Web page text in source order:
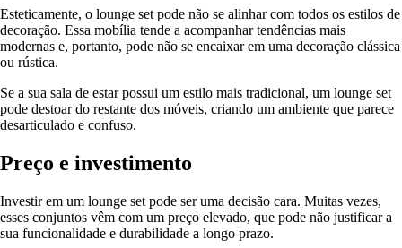
Esteticamente, o lounge set pode não se alinhar com todos os estilos de
decoração. Essa mobília tende a acompanhar tendências mais
modernas e, portanto, pode não se encaixar em uma decoração clássica
ou rústica.
Se a sua sala de estar possui um estilo mais tradicional, um lounge set
pode destoar do restante dos móveis, criando um ambiente que parece
desarticulado e confuso.
Preço e investimento
Investir em um lounge set pode ser uma decisão cara. Muitas vezes,
esses conjuntos vêm com um preço elevado, que pode não justificar a
sua funcionalidade e durabilidade a longo prazo.